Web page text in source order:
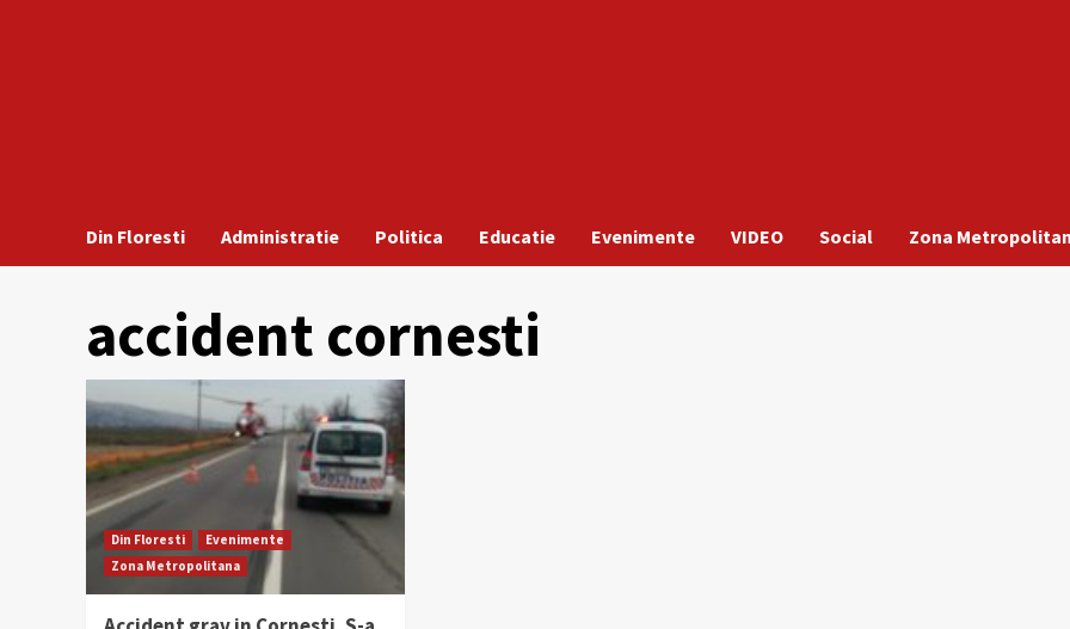
Din Floresti Administratie Politica Educatie Evenimente VIDEO Social Zona
accident cornesti
Din Floresti
Evenimente
Zona Metropolitana